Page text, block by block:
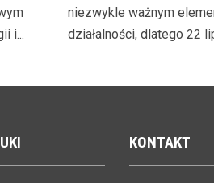
i...
niezwykle ważnym
działalności, dlatego 22
KONTAKT